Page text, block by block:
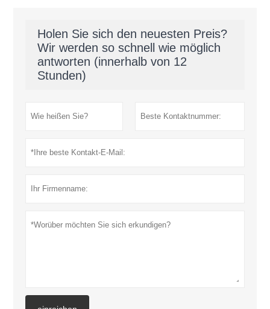
Holen Sie sich den neuesten Preis?
Wir werden so schnell wie möglich
antworten (innerhalb von 12
Stunden)